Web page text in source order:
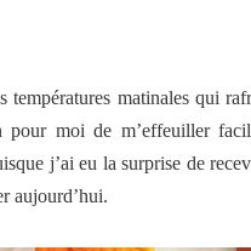
températures matinales qui
pour moi de m’effeuiller
j’ai eu la surprise de
aujourd’hui.